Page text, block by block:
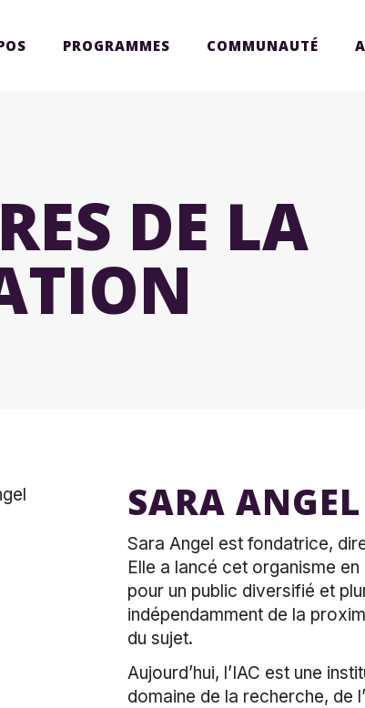
PROGRAMMES COMMUNAUTÉ
DE LA
SARA ANGEL
Sara Angel est fondatrice,
Elle a lancé cet organisme
pour un public diversifié et
indépendamment de la
du sujet.
Aujourd’hui, l’IAC est une
domaine de la recherche, de